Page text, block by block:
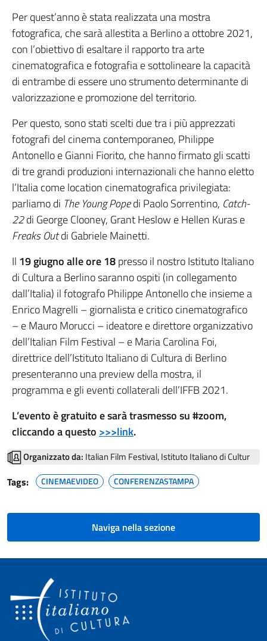
Per quest’anno è stata realizzata una mostra
fotografica, che sarà allestita a Berlino a ottobre 2021,
con l’obiettivo di esaltare il rapporto tra arte
cinematografica e fotografia e sottolineare la capacità
di entrambe di essere uno strumento determinante di
valorizzazione e promozione del territorio.
Per questo, sono stati scelti due tra i più apprezzati
fotografi del cinema contemporaneo, Philippe
Antonello e Gianni Fiorito, che hanno firmato gli scatti
di tre grandi produzioni internazionali che hanno eletto
l’Italia come location cinematografica privilegiata:
parliamo di The Young Popedi Paolo Sorrentino, Catch-
22di George Clooney, Grant Heslow e Hellen Kuras e
Freaks Outdi Gabriele Mainetti.
Il 19 giugnoalle ore 18presso il nostro Istituto Italiano
di Cultura a Berlino saranno ospiti (in collegamento
dall’Italia) il fotografo Philippe Antonello che insieme a
Enrico Magrelli – giornalista e critico cinematografico
– e Mauro Morucci – ideatore e direttore organizzativo
dell’Italian Film Festival – e Maria Carolina Foi,
direttrice dell’Istituto Italiano di Cultura di Berlino
presenteranno una preview della mostra, il
programma e gli eventi collaterali dell’IFFB 2021.
L’evento è gratuito e sarà trasmesso su #zoom,
cliccando a questo >>>link.
Organizzato da: Italian Film Festival, Istituto Italiano di Cultur
Tags: CINEMAEVIDEO CONFERENZASTAMPA
Naviga nella sezione